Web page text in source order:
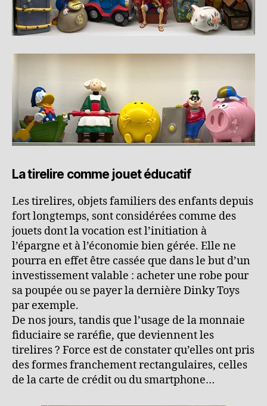
La tirelire comme jouet éducatif
Les tirelires, objets familiers des enfants depuis
fort longtemps, sont considérées comme des
jouets dont la vocation est l’initiation à
l’épargne et à l’économie bien gérée. Elle ne
pourra en effet être cassée que dans le but d’un
investissement valable : acheter une robe pour
sa poupée ou se payer la dernière Dinky Toys
par exemple.
De nos jours, tandis que l’usage de la monnaie
fiduciaire se raréfie, que deviennent les
tirelires ? Force est de constater qu’elles ont pris
des formes franchement rectangulaires, celles
de la carte de crédit ou du smartphone…